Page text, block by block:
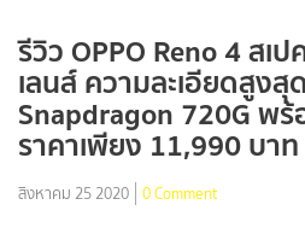
รีวิว OPPO Reno 4 ส
เลนส์ ความละเอียดสูง
Snapdragon 720G พร้
ราคาเพียง 11,990 บาท
สิงหาคม 25 2020 0 Comment